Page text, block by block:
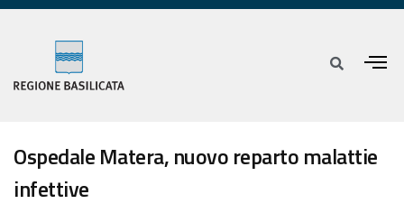
Ospedale Matera, nuovo reparto malattie
infettive